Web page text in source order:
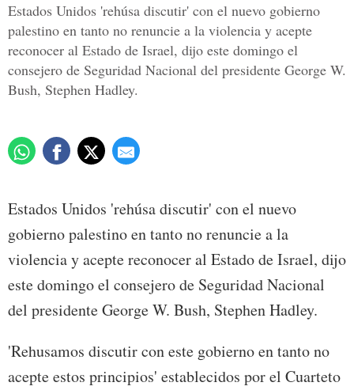
Estados Unidos 'rehúsa discutir' con el nuevo gobierno
palestino en tanto no renuncie a la violencia y acepte
reconocer al Estado de Israel, dijo este domingo el
consejero de Seguridad Nacional del presidente George W.
Bush, Stephen Hadley.
Estados Unidos 'rehúsa discutir' con el nuevo
gobierno palestino en tanto no renuncie a la
violencia y acepte reconocer al Estado de Israel, dijo
este domingo el consejero de Seguridad Nacional
del presidente George W. Bush, Stephen Hadley.
'Rehusamos discutir con este gobierno en tanto no
acepte estos principios' establecidos por el Cuarteto